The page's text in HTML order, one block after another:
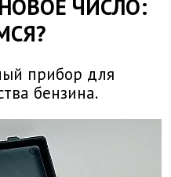
ЧИСЛО:
прибор для
бензина.